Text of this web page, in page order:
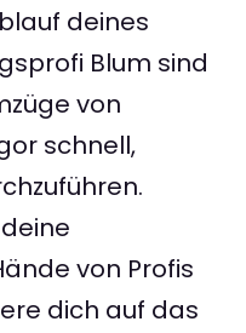
deines
Blum sind
von
schnell,
von Profis
dich auf das